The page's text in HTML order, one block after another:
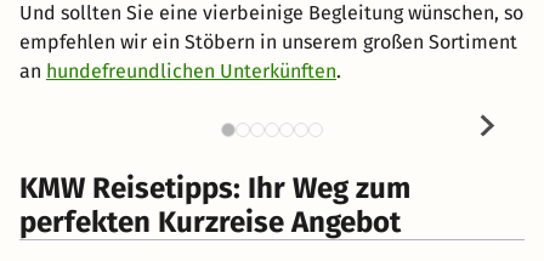
Und sollten Sie eine vierbeinige Begleitung wünschen, so
empfehlen wir ein Stöbern in unserem großen Sortiment
an hundefreundlichen Unterkünften.
KMW Reisetipps: Ihr Weg zum
perfekten Kurzreise Angebot